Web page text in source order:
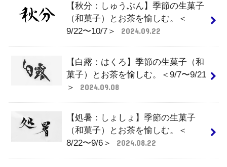
【秋分：しゅうぶん】季節の生菓子
（和菓子）とお茶を愉しむ。＜
9/22〜10/7＞
2024.09.22
【白露：はくろ】季節の生菓子（和
菓子）とお茶を愉しむ。＜9/7〜9/21
＞
2024.09.08
【処暑：しょしょ】季節の生菓子
（和菓子）とお茶を愉しむ。＜
8/22〜9/6＞
2024.08.22